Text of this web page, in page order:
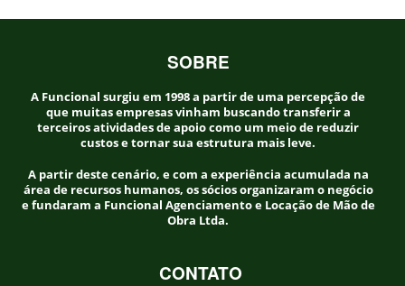
SOBRE
A Funcional surgiu em 1998 a partir de uma percepção de
que muitas empresas vinham buscando transferir a
terceiros atividades de apoio como um meio de reduzir
custos e tornar sua estrutura mais leve.
A partir deste cenário, e com a experiência acumulada na
área de recursos humanos, os sócios organizaram o negócio
e fundaram a Funcional Agenciamento e Locação de Mão de
Obra Ltda.
CONTATO